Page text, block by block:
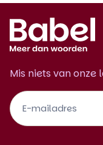
Mis niets van onze
Footer
Newsletter
NL